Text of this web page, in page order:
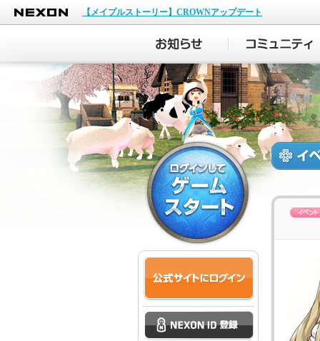
NEXON
【メイプルストーリー】CROWNアップデート